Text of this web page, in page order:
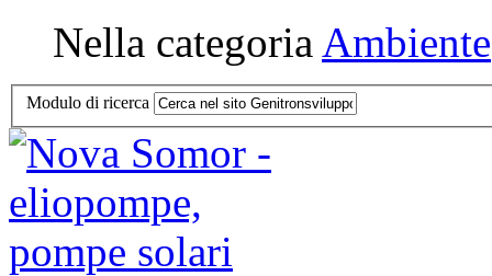
Nella categoria Ambiente
Modulo di ricerca